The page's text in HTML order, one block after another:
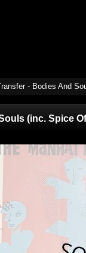
- Bodies And
(inc. Spice